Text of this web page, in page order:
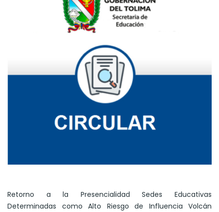
Retorno a la Presencialidad Sedes Educativas
Determinadas como Alto Riesgo de Influencia Volcán